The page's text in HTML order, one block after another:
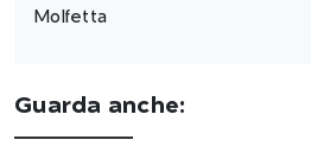
Molfetta
Guarda anche: